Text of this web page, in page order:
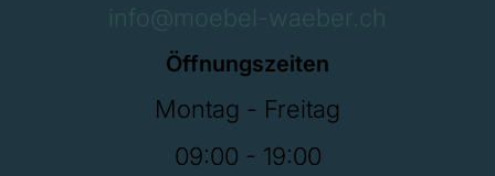
info@moebel-waeber.ch
Öffnungszeiten
Montag - Freitag
09:00 - 19:00